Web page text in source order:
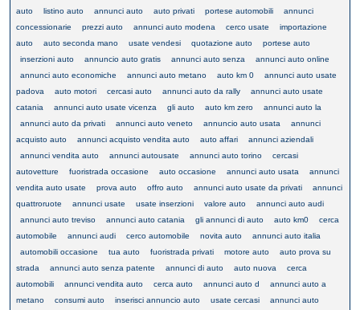
auto
listino auto annunci auto auto privati portese automobili
annunci
concessionarie
prezzi auto annunci auto modena cerco usate
importazione
auto
auto seconda mano usate vendesi quotazione auto
portese auto
inserzioni auto
annuncio auto gratis annunci auto senza
annunci auto online
annunci auto economiche
annunci auto metano auto km 0
annunci auto usate
padova
auto motori cercasi auto annunci auto da rally
annunci auto usate
catania
annunci auto usate vicenza gli auto auto km zero
annunci auto la
annunci auto da privati
annunci auto veneto annuncio auto usata
annunci
acquisto auto
annunci acquisto vendita auto auto affari
annunci aziendali
annunci vendita auto
annunci autousate annunci auto torino
cercasi
autovetture
fuoristrada occasione auto occasione annunci auto usata
annunci
vendita auto usate
prova auto offro auto annunci auto usate da privati
annunci
quattroruote
annunci usate usate inserzioni valore auto
annunci auto audi
annunci auto treviso
annunci auto catania gli annunci di auto auto km0
cerca
automobile
annunci audi cerco automobile novita auto
annunci auto italia
automobili occasione
tua auto fuoristrada privati motore auto
auto prova su
strada
annunci auto senza patente annunci di auto auto nuova
cerca
automobili
annunci vendita auto cerca auto annunci auto d
annunci auto a
metano
consumi auto inserisci annuncio auto usate cercasi
annunci auto